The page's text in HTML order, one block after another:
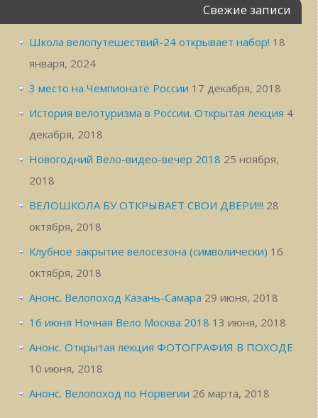
Свежие записи
Школа велопутешествий-24 открывает набор! 18
января, 2024
3 место на Чемпионате России 17 декабря, 2018
История велотуризма в России. Открытая лекция 4
декабря, 2018
Новогодний Вело-видео-вечер 2018 25 ноября,
2018
ВЕЛОШКОЛА БУ ОТКРЫВАЕТ СВОИ ДВЕРИ!!! 28
октября, 2018
Клубное закрытие велосезона (символически) 16
октября, 2018
Анонс. Велопоход Казань-Самара 29 июня, 2018
16 июня Ночная Вело Москва 2018 13 июня, 2018
Анонс. Открытая лекция ФОТОГРАФИЯ В ПОХОДЕ
10 июня, 2018
Анонс. Велопоход по Норвегии 26 марта, 2018